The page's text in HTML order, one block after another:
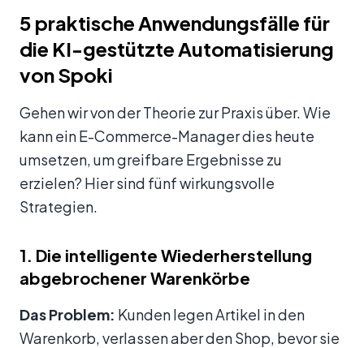
5 praktische Anwendungsfälle für
die KI-gestützte Automatisierung
von Spoki
Gehen wir von der Theorie zur Praxis über. Wie
kann ein E-Commerce-Manager dies heute
umsetzen, um greifbare Ergebnisse zu
erzielen? Hier sind fünf wirkungsvolle
Strategien.
1. Die intelligente Wiederherstellung
abgebrochener Warenkörbe
Das Problem: Kunden legen Artikel in den
Warenkorb, verlassen aber den Shop, bevor sie